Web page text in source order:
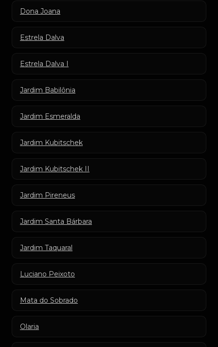
Dona Joana
Estrela Dalva
Estrela Dalva I
Jardim Babilônia
Jardim Esmeralda
Jardim Kubitschek
Jardim Kubitschek II
Jardim Pireneus
Jardim Santa Bárbara
Jardim Taquaral
Luciano Peixoto
Mata do Sobrado
Olaria